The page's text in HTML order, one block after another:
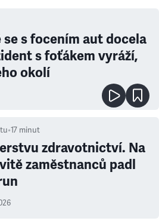
s focením aut docela
s foťákem vyráží,
okolí
•17 minut
zdravotnictví. Na
zaměstnanců padl